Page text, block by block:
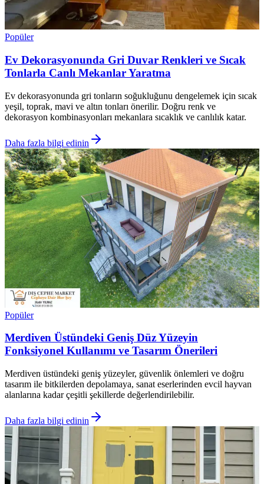
Popüler
Ev Dekorasyonunda Gri Duvar Renkleri ve Sıcak
Tonlarla Canlı Mekanlar Yaratma
Ev dekorasyonunda gri tonların soğukluğunu dengelemek için sıcak
yeşil, toprak, mavi ve altın tonları önerilir. Doğru renk ve
dekorasyon kombinasyonları mekanlara sıcaklık ve canlılık katar.
Daha fazla bilgi edinin
Popüler
Merdiven Üstündeki Geniş Düz Yüzeyin
Fonksiyonel Kullanımı ve Tasarım Önerileri
Merdiven üstündeki geniş yüzeyler, güvenlik önlemleri ve doğru
tasarım ile bitkilerden depolamaya, sanat eserlerinden evcil hayvan
alanlarına kadar çeşitli şekillerde değerlendirilebilir.
Daha fazla bilgi edinin